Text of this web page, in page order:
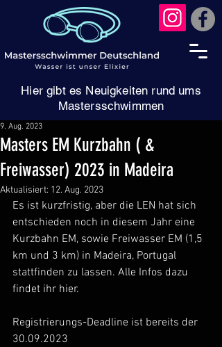
Hier gibt es Neuigkeiten rund ums
Mastersschwimmen
Masters EM Kurzbahn ( &
Freiwasser) 2023 in Madeira
9. Aug. 2023
Aktualisiert: 12. Aug. 2023
Es ist kurzfristig, aber die LEN hat sich
entschieden noch in diesem Jahr eine
Kurzbahn EM, sowie Freiwasser EM (1,5
km und 3 km) in Madeira, Portugal
stattfinden zu lassen. Alle Infos dazu
findet ihr hier.
Registrierungs-Deadline ist bereits der
30.09.2023